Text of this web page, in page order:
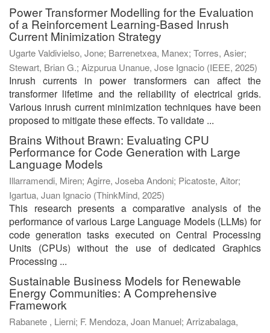
Power Transformer Modelling for the Evaluation
of a Reinforcement Learning-Based Inrush
Current Minimization Strategy
Ugarte Valdivielso, Jone; Barrenetxea, Manex; Torres, Asier;
Stewart, Brian G.; Aizpurua Unanue, Jose Ignacio (IEEE, 2025)
Inrush currents in power transformers can affect the
transformer lifetime and the reliability of electrical grids.
Various inrush current minimization techniques have been
proposed to mitigate these effects. To validate ...
Brains Without Brawn: Evaluating CPU
Performance for Code Generation with Large
Language Models
Illarramendi, Miren; Agirre, Joseba Andoni; Picatoste, Aitor;
Igartua, Juan Ignacio (ThinkMind, 2025)
This research presents a comparative analysis of the
performance of various Large Language Models (LLMs) for
code generation tasks executed on Central Processing
Units (CPUs) without the use of dedicated Graphics
Processing ...
Sustainable Business Models for Renewable
Energy Communities: A Comprehensive
Framework
Rabanete , Lierni; F. Mendoza, Joan Manuel; Arrizabalaga,